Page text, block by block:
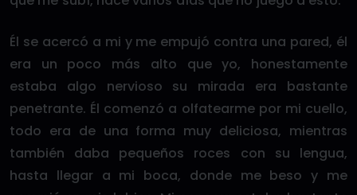
Él se acercó a mi y me empujó contra una pared, él
era un poco más alto que yo, honestamente
estaba algo nervioso su mirada era bastante
penetrante. Él comenzó a olfatearme por mi cuello,
todo era de una forma muy deliciosa, mientras
también daba pequeños roces con su lengua,
hasta llegar a mi boca, donde me beso y me